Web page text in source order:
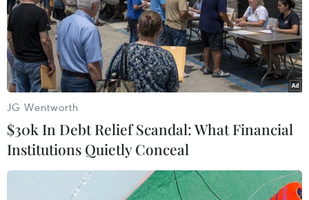
JG Wentworth
$30k In Debt Relief Scandal: What Financial
Institutions Quietly Conceal